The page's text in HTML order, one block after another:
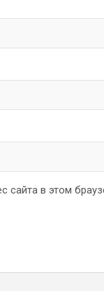
сайта в этом